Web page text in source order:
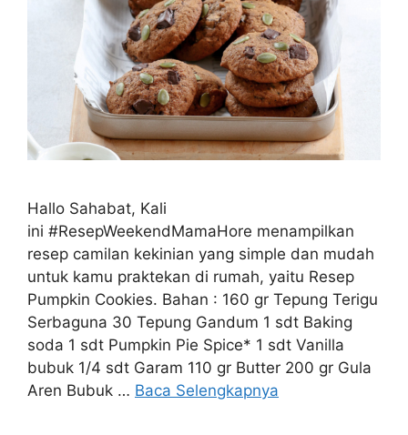
Hallo Sahabat, Kali
ini #ResepWeekendMamaHore menampilkan
resep camilan kekinian yang simple dan mudah
untuk kamu praktekan di rumah, yaitu Resep
Pumpkin Cookies. Bahan : 160 gr Tepung Terigu
Serbaguna 30 Tepung Gandum 1 sdt Baking
soda 1 sdt Pumpkin Pie Spice* 1 sdt Vanilla
bubuk 1/4 sdt Garam 110 gr Butter 200 gr Gula
Aren Bubuk … Baca Selengkapnya